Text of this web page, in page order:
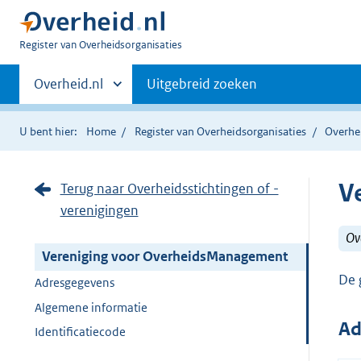
U
Register van Overheidsorganisaties
Primaire
navigatie
Andere
sites
binnen
Overheid.nl Uitgebreid zoeken
U bent hier: Home Register van Overheidsorganisaties
Terug naar Overheidsstichtingen of -
verenigingen
Vereniging voor OverheidsManagement
Adresgegevens
Algemene informatie
Identificatiecode
De